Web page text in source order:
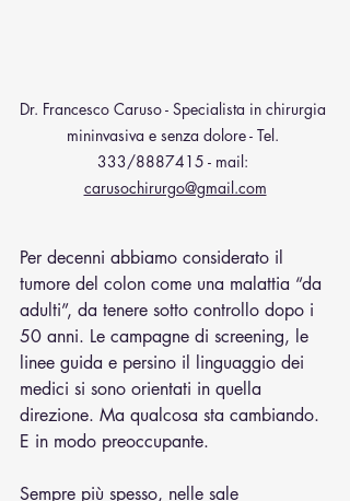
Dr. Francesco Caruso - Specialista in chirurgia
mininvasiva e senza dolore - Tel.
333/8887415 - mail:
carusochirurgo@gmail.com
Per decenni abbiamo considerato il
tumore del colon come una malattia “da
adulti”, da tenere sotto controllo dopo i
50 anni. Le campagne di screening, le
linee guida e persino il linguaggio dei
medici si sono orientati in quella
direzione. Ma qualcosa sta cambiando.
E in modo preoccupante.
Sempre più spesso, nelle sale